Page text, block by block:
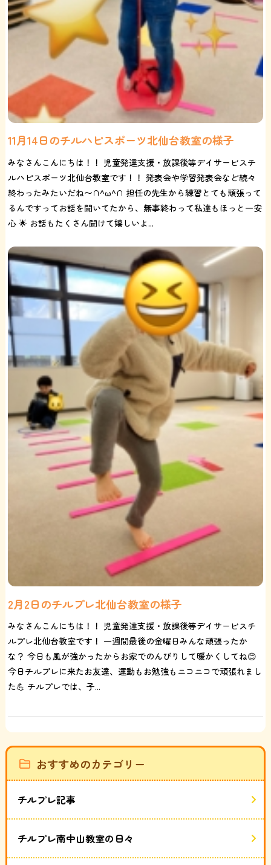
11月14日のチルハピスポーツ北仙台教室の様子
みなさんこんにちは！！ 児童発達支援・放課後等デイサービスチ
ルハピスポーツ北仙台教室です！！ 発表会や学習発表会など続々
終わったみたいだね〜∩^ω^∩ 担任の先生から練習とても頑張って
るんですってお話を聞いてたから、無事終わって私達もほっと一安
心 🌟 お話もたくさん聞けて嬉しいよ...
2月2日のチルプレ北仙台教室の様子
みなさんこんにちは！！ 児童発達支援・放課後等デイサービスチ
ルプレ北仙台教室です！ 一週間最後の金曜日みんな頑張ったか
な？ 今日も風が強かったからお家でのんびりして暖かくしてね😊
今日チルプレに来たお友達、運動もお勉強もニコニコで頑張れまし
た💪 チルプレでは、子...
おすすめのカテゴリー
チルプレ記事
チルプレ南中山教室の日々